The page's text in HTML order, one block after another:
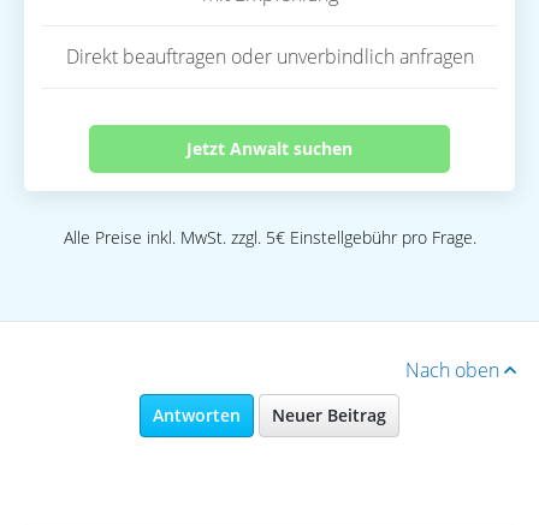
Direkt beauftragen oder unverbindlich anfragen
Jetzt Anwalt suchen
Alle Preise inkl. MwSt. zzgl. 5€ Einstellgebühr pro Frage.
Nach oben
Antworten Neuer Beitrag